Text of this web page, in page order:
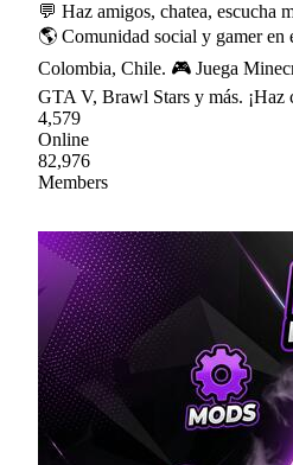
💬 Haz amigos, chatea, escucha
🌎 Comunidad social y gamer
Colombia, Chile. 🎮 Juega
GTA V, Brawl Stars y más. ¡Haz
4,579
Online
82,976
Members